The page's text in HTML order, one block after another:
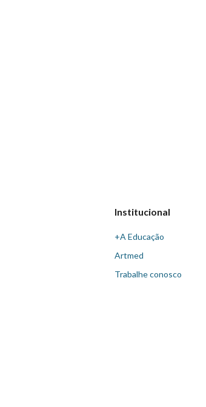
Institucional
+A Educação
Artmed
Trabalhe conosco